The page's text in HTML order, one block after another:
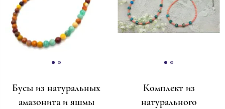
Бусы из натуральных
амазонита и яшмы
Комплект из
натурального